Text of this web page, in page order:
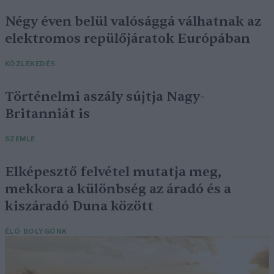
Négy éven belül valósággá válhatnak az
elektromos repülőjáratok Európában
KÖZLEKEDÉS
Történelmi aszály sújtja Nagy-
Britanniát is
SZEMLE
Elképesztő felvétel mutatja meg,
mekkora a különbség az áradó és a
kiszáradó Duna között
ÉLŐ BOLYGÓNK